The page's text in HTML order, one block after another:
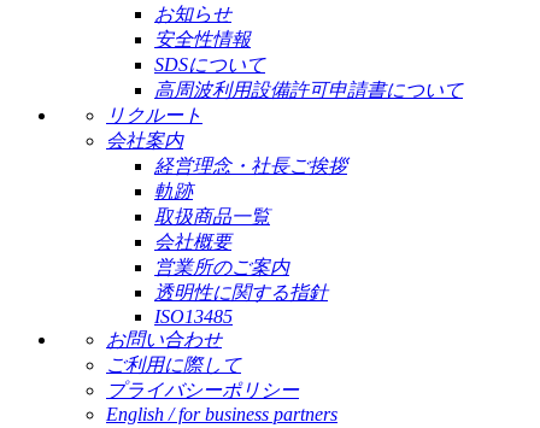
お知らせ
安全性情報
SDSについて
高周波利用設備許可申請書について
リクルート
会社案内
経営理念・社長ご挨拶
軌跡
取扱商品一覧
会社概要
営業所のご案内
透明性に関する指針
ISO13485
お問い合わせ
ご利用に際して
プライバシーポリシー
English / for business partners